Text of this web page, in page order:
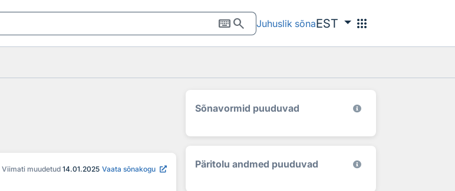
keyboardsearch Juhuslik sõnaEST apps
Viimati muudetud 14.01.2025 Vaata sõnakogu
Sõnavormid puuduvad
Päritolu andmed puuduvad